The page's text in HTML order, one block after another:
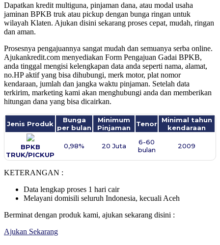
Dapatkan kredit multiguna, pinjaman dana, atau modal usaha
jaminan BPKB truk atau pickup dengan bunga ringan untuk
wilayah Klaten. Ajukan disini sekarang proses cepat, mudah, ringan
dan aman.
Prosesnya pengajuannya sangat mudah dan semuanya serba online.
Ajukankredit.com menyediakan Form Pengajuan Gadai BPKB,
anda tinggal mengisi kelengkapan data anda seperti nama, alamat,
no.HP aktif yang bisa dihubungi, merk motor, plat nomor
kendaraan, jumlah dan jangka waktu pinjaman. Setelah data
terkirim, marketing kami akan menghubungi anda dan memberikan
hitungan dana yang bisa dicairkan.
Jenis Produk
Bunga
per bulan
Minimum
Pinjaman
Tenor
Minimal tahun
kendaraan
BPKB
TRUK/PICKUP
0,98% 20 Juta
6-60
bulan
2009
KETERANGAN :
Data lengkap proses 1 hari cair
Melayani domisili seluruh Indonesia, kecuali Aceh
Berminat dengan produk kami, ajukan sekarang disini :
Ajukan Sekarang